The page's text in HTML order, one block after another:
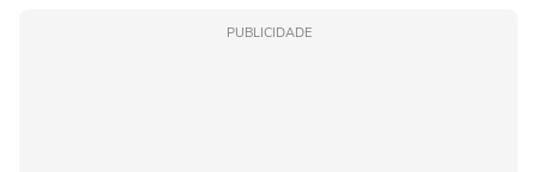
PUBLICIDADE